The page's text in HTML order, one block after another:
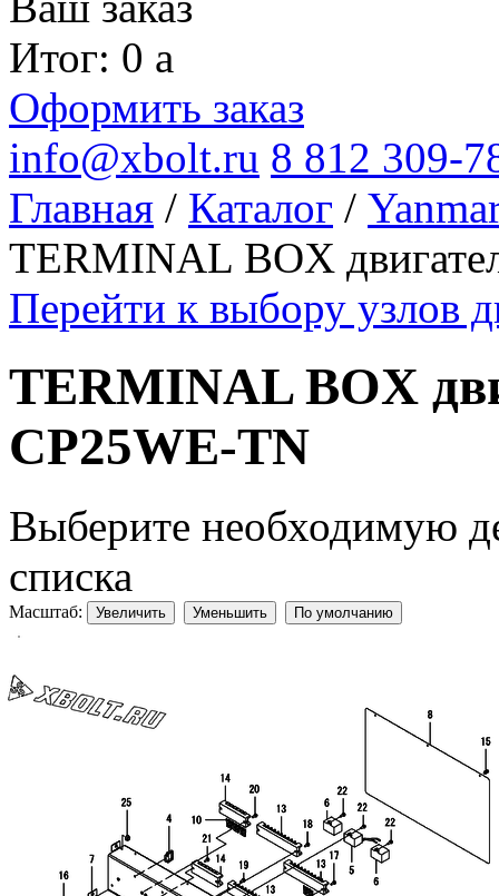
Итог: 0 a
Оформить заказ
info@xbolt.ru 8 812 309-
Главная / Каталог /
TERMINAL BOX
Перейти к выбору узлов
TERMINAL BOX
CP25WE-TN
Выберите необходимую
списка
Масштаб: Увеличить Уменьшить По умолчанию